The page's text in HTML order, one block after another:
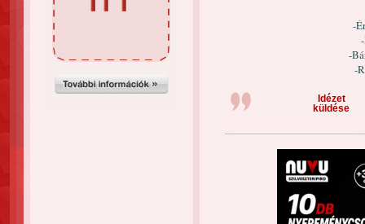
-
-
-
Idézet
küldése